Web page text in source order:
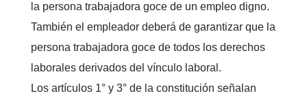
la persona trabajadora goce de un empleo digno.
También el empleador deberá de garantizar que la
persona trabajadora goce de todos los derechos
laborales derivados del vínculo laboral.
Los artículos 1° y 3° de la constitución señalan